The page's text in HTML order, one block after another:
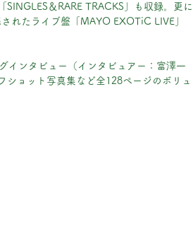
＆RARE TRACKS」も収録。更に
れたライブ盤「MAYO EXOTiC LIVE」
インタビュー（インタビュアー：富澤一
ョット写真集など全128ページのボリュ